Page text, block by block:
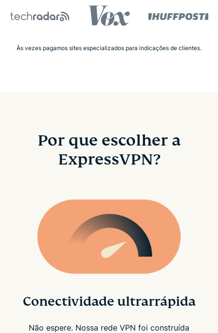
Às vezes pagamos sites especializados para indicações de clientes.
Por que escolher a
ExpressVPN?
Conectividade ultrarrápida
Não espere. Nossa rede VPN foi construída